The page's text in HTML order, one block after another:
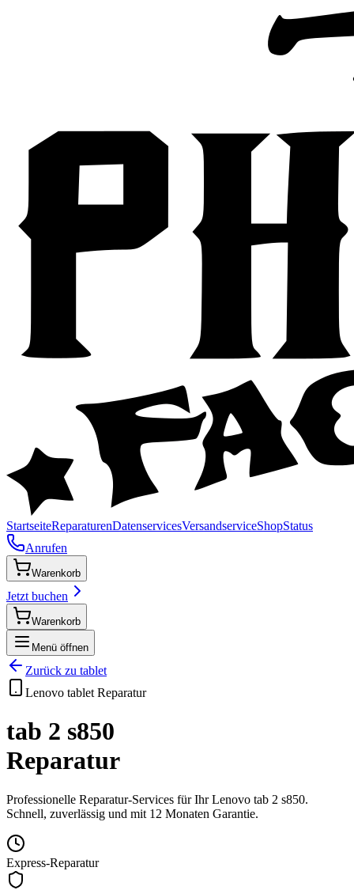
StartseiteReparaturenDatenservicesVersandserviceShopStatus
Anrufen
Warenkorb
Jetzt buchen
Warenkorb
Menü öffnen
Zurück zu tablet
Lenovo tablet Reparatur
tab 2 s850
Reparatur
Professionelle Reparatur-Services für IhrLenovo tab 2 s850.
Schnell, zuverlässig und mit 12 Monaten Garantie.
Express-Reparatur